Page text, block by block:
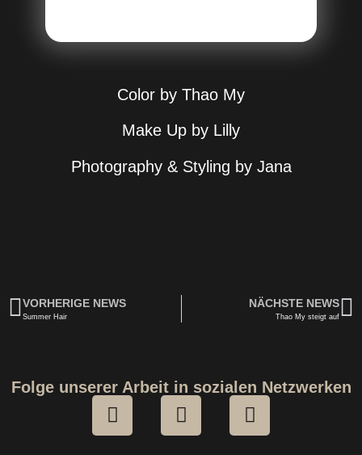
Color by Thao My
Make Up by Lilly
Photography & Styling by Jana
VORHERIGE NEWS
Summer Hair
NÄCHSTE NEWS
Thao My steigt auf
Folge unserer Arbeit in sozialen Netzwerken